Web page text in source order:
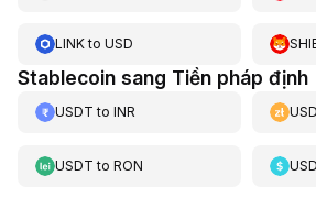
LINKto USD
Stablecoin sang Tiền pháp định
USDT to INR
USDT to RON